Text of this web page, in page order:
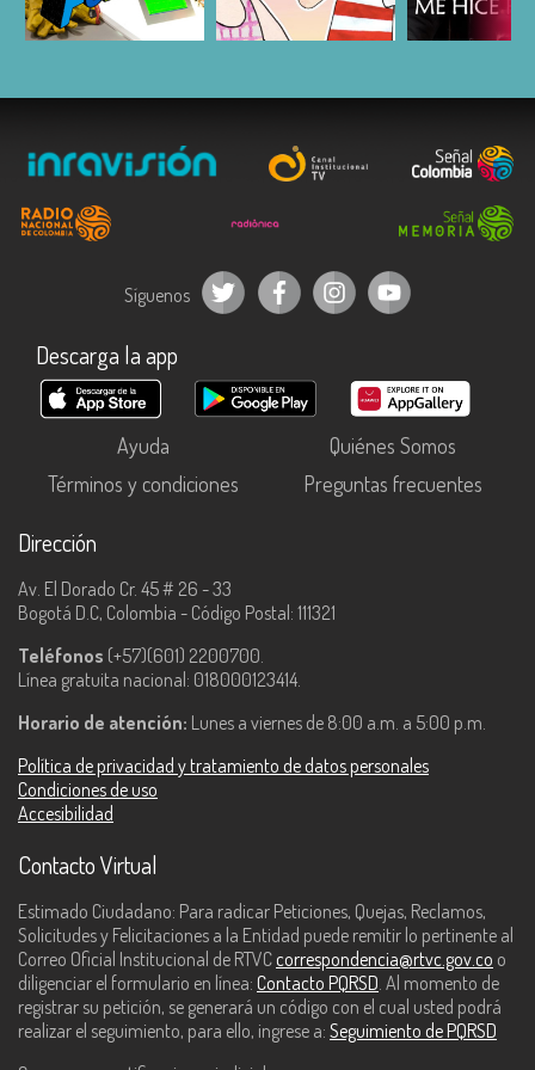
ESCUCHAR ESCUCHAR
Síguenos
Descarga la app
Ayuda
Quiénes Somos
Términos y condiciones
Preguntas frecuentes
Dirección
Av. El Dorado Cr. 45 # 26 - 33
Bogotá D.C, Colombia - Código Postal: 111321
Teléfonos (+57)(601) 2200700.
Línea gratuita nacional: 018000123414.
Horario de atención: Lunes a viernes de 8:00 a.m. a 5:00 p.m.
Política de privacidad y tratamiento de datos personales
Condiciones de uso
Accesibilidad
Contacto Virtual
Estimado Ciudadano: Para radicar Peticiones, Quejas, Reclamos,
Solicitudes y Felicitaciones a la Entidad puede remitir lo pertinente al
Correo Oficial Institucional de RTVC correspondencia@rtvc.gov.co o
diligenciar el formulario en línea: Contacto PQRSD. Al momento de
registrar su petición, se generará un código con el cual usted podrá
realizar el seguimiento, para ello, ingrese a: Seguimiento de PQRSD